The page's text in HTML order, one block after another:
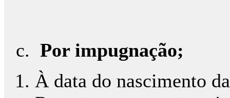
Por impugnação;
À data do nascimento